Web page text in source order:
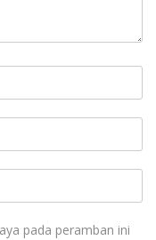
pada peramban ini